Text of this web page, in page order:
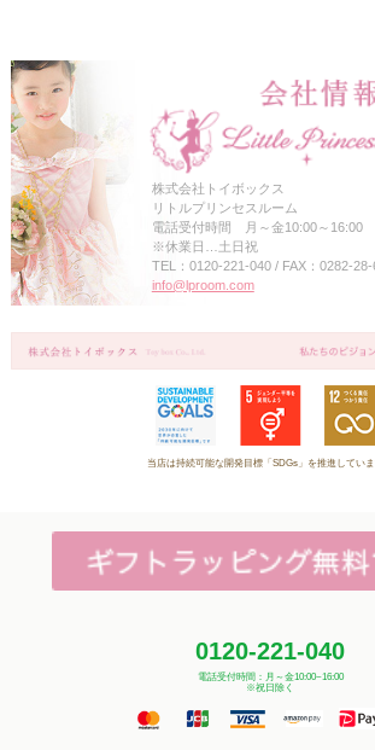
株式会社トイボックス
リトルプリンセスルーム
電話受付時間 月～金10:00～16:00
※休業日…土日祝
TEL：0120-221-040 / FAX：0282-28-
info@lproom.com
当店は持続可能な開発目標「SDGs」を推進していま
0120-221-040
電話受付時間：月～金10:00~16:00
※祝日除く